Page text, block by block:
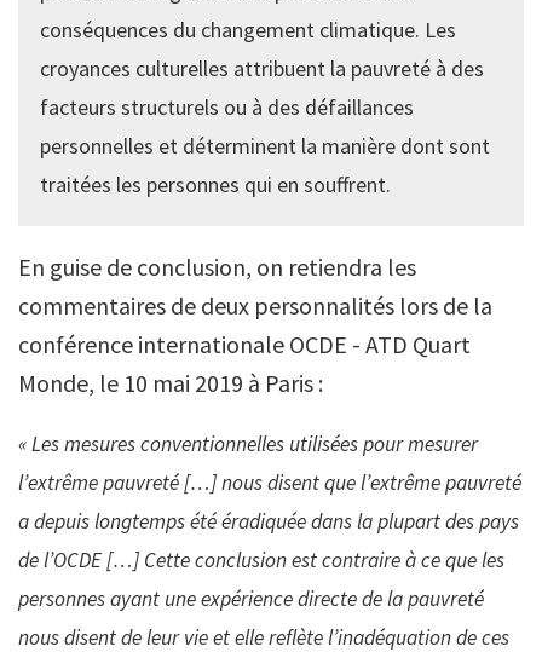
conséquences du changement climatique. Les
croyances culturelles attribuent la pauvreté à des
facteurs structurels ou à des défaillances
personnelles et déterminent la manière dont sont
traitées les personnes qui en souffrent.
En guise de conclusion, on retiendra les
commentaires de deux personnalités lors de la
conférence internationale OCDE - ATD Quart
Monde, le 10 mai 2019 à Paris :
« Les mesures conventionnelles utilisées pour mesurer
l’extrême pauvreté […] nous disent que l’extrême pauvreté
a depuis longtemps été éradiquée dans la plupart des pays
de l’OCDE […] Cette conclusion est contraire à ce que les
personnes ayant une expérience directe de la pauvreté
nous disent de leur vie et elle reflète l’inadéquation de ces